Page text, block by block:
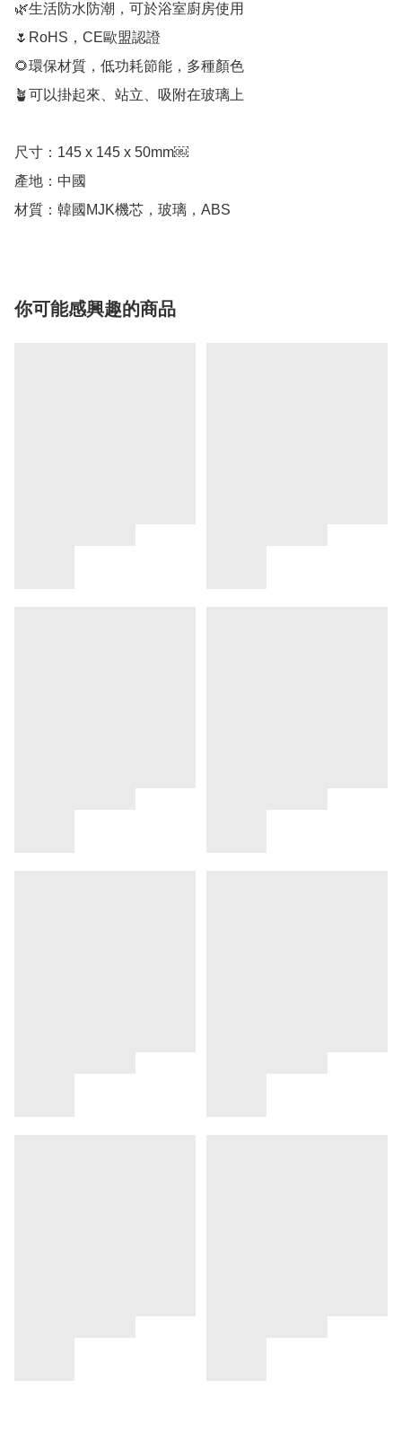
🌿生活防水防潮，可於浴室廚房使用
🌷RoHS，CE歐盟認證
🌻環保材質，低功耗節能，多種顏色
🪴可以掛起來、站立、吸附在玻璃上
尺寸：145 x 145 x 50mm￼
產地：中國
材質：韓國MJK機芯，玻璃，ABS
你可能感興趣的商品